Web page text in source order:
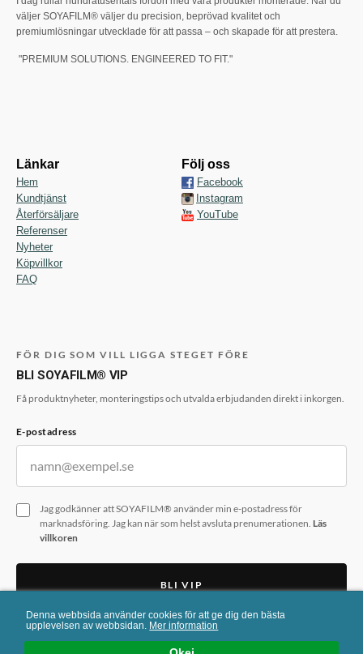
Denna webbsida använder cookies för att ge dig den bästa
upplevelsen av webbsidan. Mer information
väljer SOYAFILM® väljer du precision, beprövad kvalitet och
premiumlösningar utvecklade för att passa – och skapade för att prestera.
"PREMIUM SOLUTIONS. ENGINEERED TO FIT."
Länkar
Hem
Kundtjänst
Återförsäljare
Referenser
Nyheter
Köpvillkor
FAQ
Följ oss
Facebook
Instagram
YouTube
FÖR DIG SOM VILL LIGGA STEGET FÖRE
BLI SOYAFILM® VIP
Få produktnyheter, monteringstips och utvalda erbjudanden direkt i inkorgen.
E-postadress
Jag godkänner att SOYAFILM® använder min e-postadress för
marknadsföring. Jag kan när som helst avsluta prenumerationen. Läs
villkoren
BLI VIP
Formuläret skyddas av reCAPTCHA. Googlesintegritetspolicy
användarvillkorgäller.